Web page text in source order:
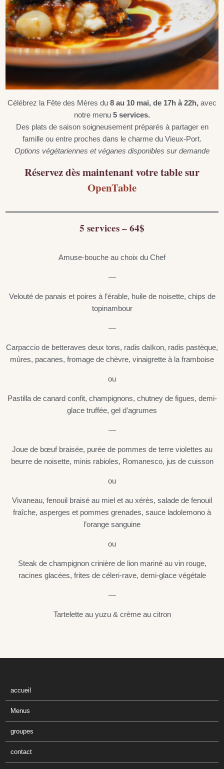
Célébrez la Fête des Mères du 8 au 10 mai, de 17h à 22h, avec
notre menu 5 services.
Des plats de saison soigneusement préparés à partager en
famille ou entre proches dans le charme du Vieux-Port.
Options végétariennes et véganes disponibles sur demande
Réservez dès maintenant votre table sur
OpenTable
5 services – 64$
Amuse-bouche au choix du Chef
—
Velouté de panais et poires à l’érable, huile de noisette, chips de
topinambour
—
Carpaccio de betteraves deux tons, radis daïkon, radis pastèque,
mûres, pacanes, fromage de chèvre, vinaigrette à la framboise
ou
Pastilla de canard confit, champignons, chutney de figues, demi-
glace truffée, gel d’agrumes
—
Joue de bœuf braisée, purée de pommes de terre violettes au
beurre de noisette, minis rabioles, Romanesco, jus de cuisson
ou
Vivaneau, fenouil braisé au miel et au xérès, salade de fenouil
fraîche, asperges et pommes grenades, sauce ladolemono à
l’orange sanguine
ou
Steak de champignon crinière de lion mariné au vin rouge,
racines glacées, frites de céleri-rave, demi-glace végétale
—
Tartelette au yuzu & crème au citron
accueil
Menus
groupes
contact